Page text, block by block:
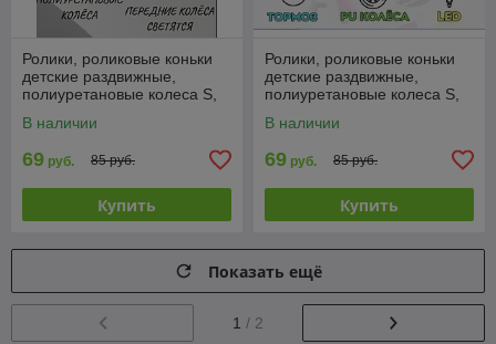
Ролики, роликовые коньки
детские раздвижные,
полиуретановые колеса S,
В наличии
69 руб. 85 руб.
Купить
Ролики, роликовые коньки
детские раздвижные,
полиуретановые колеса S,
В наличии
69 руб. 85 руб.
Купить
Показать ещё
1 / 2